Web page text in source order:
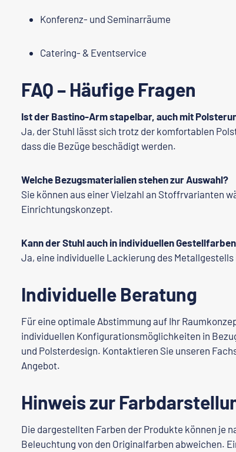
Konferenz- und Seminarräume
Catering- & Eventservice
FAQ – Häufige Fragen
Ist der Bastino-Arm stapelbar, auch mit
Ja, der Stuhl lässt sich trotz der komfortablen
dass die Bezüge beschädigt werden.
Welche Bezugsmaterialien stehen zur Auswahl?
Sie können aus einer Vielzahl an Stoffrvarianten
Einrichtungskonzept.
Kann der Stuhl auch in individuellen
Ja, eine individuelle Lackierung des
Individuelle Beratung
Für eine optimale Abstimmung auf Ihr
individuellen Konfigurationsmöglichkeiten in
und Polsterdesign. Kontaktieren Sie unseren
Angebot.
Hinweis zur
Die dargestellten Farben der Produkte können je
Beleuchtung von den Originalfarben abweichen.